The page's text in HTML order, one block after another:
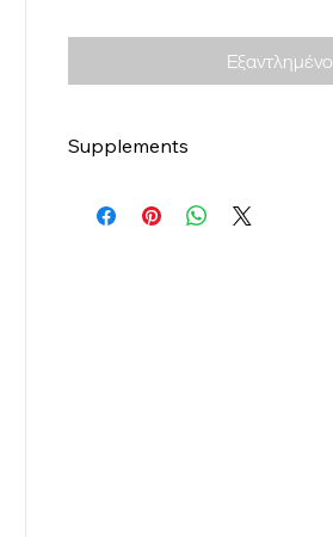
Εξαντλημένο
Supplements